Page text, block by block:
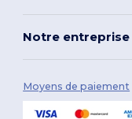
Notre entreprise
Moyens de paiement